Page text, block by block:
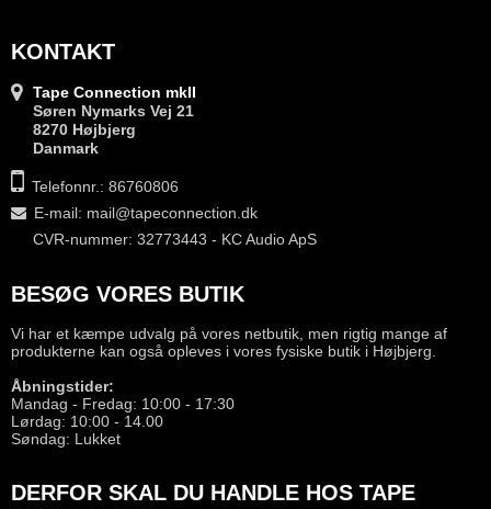
KONTAKT
Tape Connection mkII
Søren Nymarks Vej 21
8270 Højbjerg
Danmark
Telefonnr.: 86760806
E-mail: mail@tapeconnection.dk
CVR-nummer: 32773443 - KC Audio ApS
BESØG VORES BUTIK
Vi har et kæmpe udvalg på vores netbutik, men rigtig mange af
produkterne kan også opleves i vores fysiske butik i Højbjerg.
Åbningstider:
Mandag - Fredag: 10:00 - 17:30
Lørdag: 10:00 - 14.00
Søndag: Lukket
DERFOR SKAL DU HANDLE HOS TAPE